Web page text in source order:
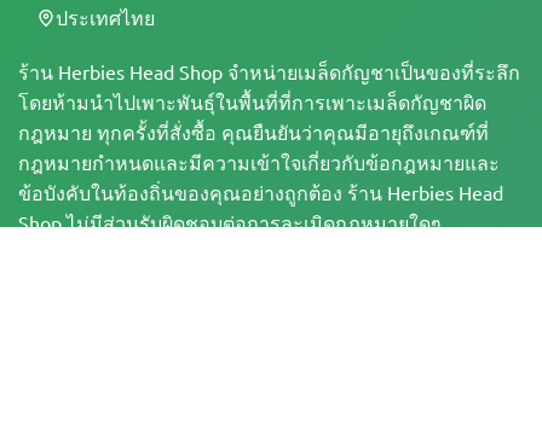
ร้าน Herbies Head Shop จำหน่ายเมล็ดกัญชาเป็นของที่ระลึก
โดยห้ามนำไปเพาะพันธุ์ในพื้นที่ที่การเพาะเมล็ดกัญชาผิด
กฎหมาย ทุกครั้งที่สั่งซื้อ คุณยืนยันว่าคุณมีอายุถึงเกณฑ์ที่
กฎหมายกำหนดและมีความเข้าใจเกี่ยวกับข้อกฎหมายและ
ข้อบังคับในท้องถิ่นของคุณอย่างถูกต้อง ร้าน Herbies Head
Shop ไม่มีส่วนรับผิดชอบต่อการละเมิดกฎหมายใดๆ
ประเทศไทย